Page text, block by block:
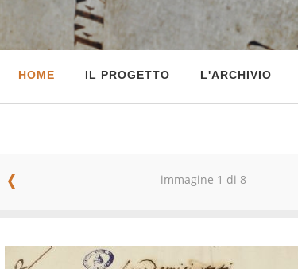
HOME IL PROGETTO L'ARCHIVIO
immagine 1 di 8